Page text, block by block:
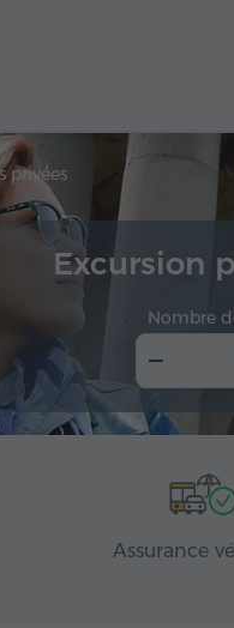
privées
Excursion
Nombre
Assurance